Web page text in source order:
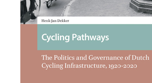
andere
website)